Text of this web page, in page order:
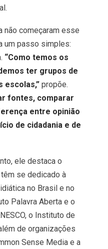
não começaram esse
um passo simples:
“Como temos os
ter grupos de
escolas,”propõe.
fontes, comparar
entre opinião
de cidadania e de
ele destaca o
se dedicado à
no Brasil e no
Palavra Aberta e o
o Instituto de
de organizações
Sense Media e a